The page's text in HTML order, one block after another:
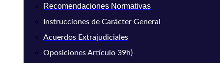
Recomendaciones Normativas
Instrucciones de Carácter General
Acuerdos Extrajudiciales
Oposiciones Artículo 39h)